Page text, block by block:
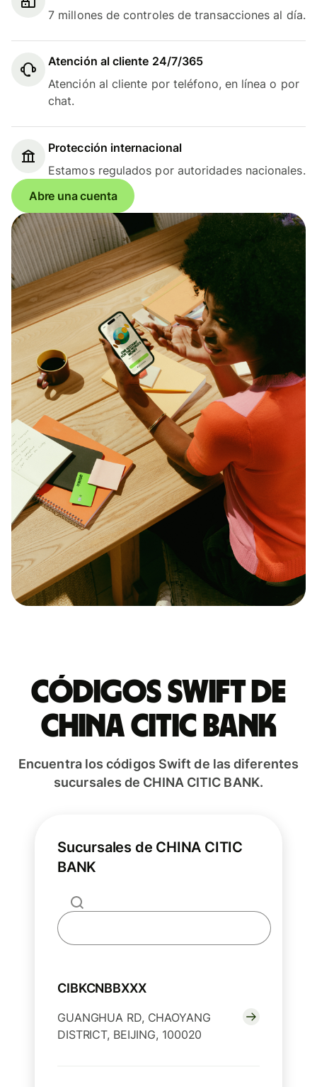
7 millones de controles de transacciones al día.
Atención al cliente 24/7/365
Atención al cliente por teléfono, en línea o por
chat.
Protección internacional
Estamos regulados por autoridades nacionales.
Abre una cuenta
Códigos Swift de
CHINA CITIC BANK
Encuentra los códigos Swift de las diferentes
sucursales de CHINA CITIC BANK.
Sucursales de CHINA CITIC
BANK
CIBKCNBBXXX
GUANGHUA RD, CHAOYANG
DISTRICT, BEIJING, 100020